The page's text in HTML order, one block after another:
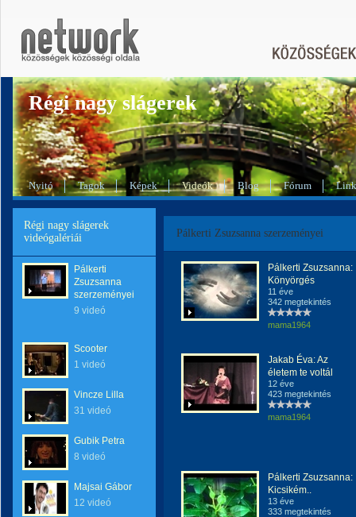
Régi nagy slágerek
Nyitó Tagok Képek Videók Blog Fórum
Régi nagy slágerek
videógalériái
Pálkerti
Zsuzsanna
szerzeményei
9 videó
Scooter
1 videó
Vincze Lilla
31 videó
Gubik Petra
8 videó
Majsai Gábor
12 videó
Pálkerti Zsuzsanna szerzeményei
Pálkerti Zsuzsanna:
Könyörgés
11 éve
342 megtekintés
mama1964
Jakab Éva: Az
életem te voltál
12 éve
423 megtekintés
mama1964
Pálkerti Zsuzsanna:
Kicsikém..
13 éve
333 megtekintés